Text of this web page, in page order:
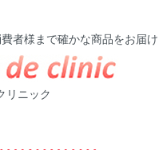
者様まで確かな商品をお届け
リニック